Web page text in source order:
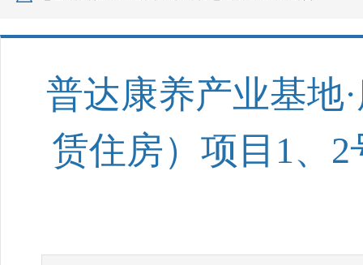
普达康养产业基地
赁住房）项目1、